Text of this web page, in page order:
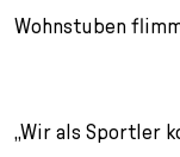
Wohnstuben
„Wir als Sportler